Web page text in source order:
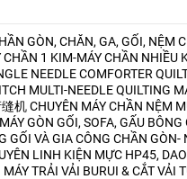
GÒN, CHĂN, GA, GỐI, NỆM
1 KIM-MÁY CHẦN NHIỀU
NEEDLE COMFORTER
MULTI-NEEDLE QUILTING
机CHUYÊN MÁY CHẦN NỆM
GÒN GỐI, SOFA, GẤU BÔNG
GỐI VÀ GIA CÔNG CHẦN GÒN-
LINH KIỆN MỰC HP45, DAO
MÁY TRẢI VẢI BURUI & CẮT VẢI